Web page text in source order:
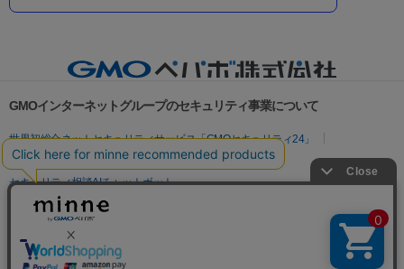
GMOインターネットグループのセキュリティ事業について
世界初総合ネットセキュリティサービス「GMOセキュリティ24」
パスワード漏洩診断
Webサイトリスク診断
セキュリティ相談AIチャットボット
実在証明・盗聴対策
サイバー攻撃対策（GMO Flatt Security）